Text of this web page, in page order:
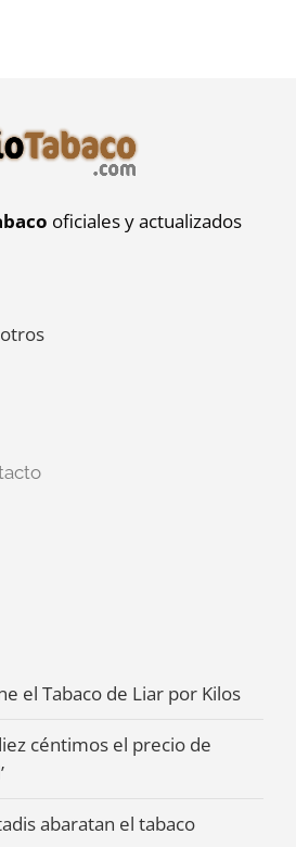
oficiales y actualizados
el Tabaco de Liar por Kilos
céntimos el precio de
abaratan el tabaco